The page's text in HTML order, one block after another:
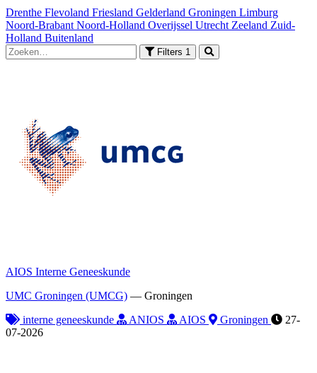
Drenthe Flevoland Friesland Gelderland Groningen Limburg
Noord-Brabant Noord-Holland Overijssel Utrecht Zeeland Zuid-
Holland Buitenland
Filters 1
AIOS Interne Geneeskunde
UMC Groningen (UMCG) — Groningen
interne geneeskunde
ANIOS AIOS Groningen
27-
07-2026